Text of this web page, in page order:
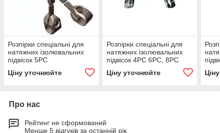
Розпірки спеціальні для
натяжних ізолювальних
підвісок 5РС
Ціну уточнюйте
Розпірки спеціальні для
натяжних ізолювальних
підвісок 4РС 6РС, 8РС
Ціну уточнюйте
Про нас
Рейтинг не сформований
Менше 5 відгуків за останній рік